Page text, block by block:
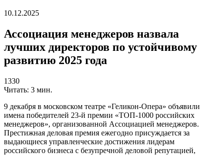
10.12.2025
Ассоциация менеджеров назвала
лучших директоров по устойчивому
развитию 2025 года
1330
Читать: 3 мин.
9 декабря в московском театре «Геликон-Опера» объявили
имена победителей 23-й премии «ТОП-1000 российских
менеджеров», организованной Ассоциацией менеджеров.
Престижная деловая премия ежегодно присуждается за
выдающиеся управленческие достижения лидерам
российского бизнеса с безупречной деловой репутацией,